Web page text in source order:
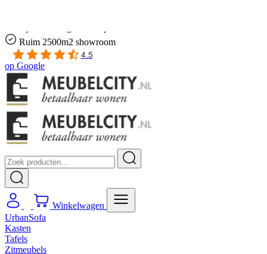
Ruim 2500m2 showroom
4.5
op Google
Winkelwagen
UrbanSofa
Kasten
Tafels
Zitmeubels